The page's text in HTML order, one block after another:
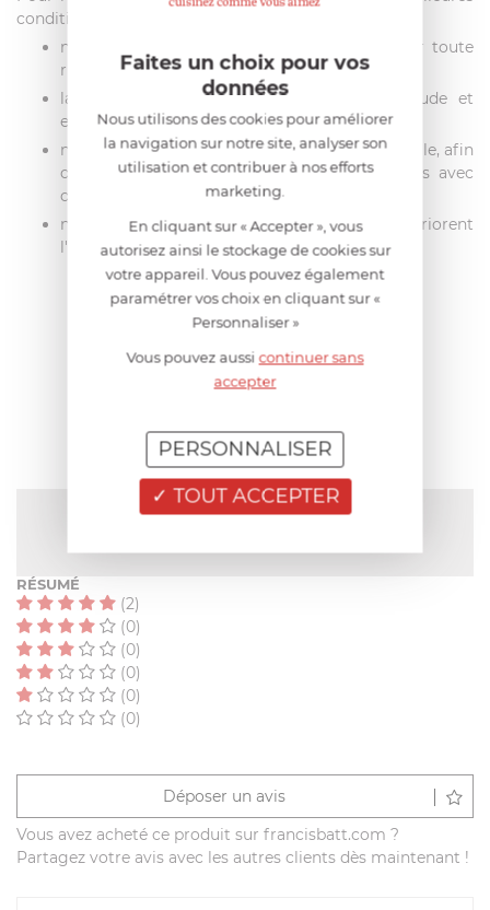
conditions :
ne laissez pas tremper vos lames pour éviter toute
risque de corrosion
lavez vos couteaux à la main, à l'eau chaude et
essuyer immédiatement la lame et le manche,
ne nettoyez jamais vos couteaux au lave-vaisselle, afin
d’éviter les détergents agressifs ou les chocs avec
d’autres ustensiles de cuisine,
n’utilisez pas de produits chlorés qui détériorent
l'acier de la lame.
AIDE AU CHOIX
NOTE MOYENNE
RÉSUMÉ
(2)
(0)
(0)
(0)
(0)
(0)
Déposer un avis
Vous avez acheté ce produit sur francisbatt.com ?
Partagez votre avis avec les autres clients dès maintenant !
Faites un choix pour vos
données
Nous utilisons des cookies pour améliorer
la navigation sur notre site, analyser son
utilisation et contribuer à nos efforts
marketing.
En cliquant sur « Accepter », vous
autorisez ainsi le stockage de cookies sur
votre appareil. Vous pouvez également
paramétrer vos choix en cliquant sur «
Personnaliser »
Vous pouvez aussicontinuer sans
accepter
TOUT ACCEPTER
PERSONNALISER